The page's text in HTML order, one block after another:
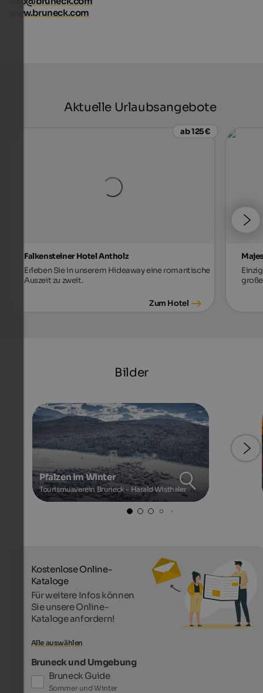
www.bruneck.com
Aktuelle Urlaubsangebote
ab 125 €
Falkensteiner Hotel Antholz
Erleben Sie in unserem Hideaway eine romantische
Auszeit zu zweit.
Zum Hotel
Bilder
Pfalzen im Winter
Tourismusverein Bruneck - Harald Wisthaler
Kostenlose Online-
Kataloge
Für weitere Infos können
Sie unsere Online-
Kataloge anfordern!
Alle auswählen
Bruneck und Umgebung
Bruneck Guide
Sommer und Winter